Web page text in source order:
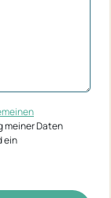
meiner Daten
ein